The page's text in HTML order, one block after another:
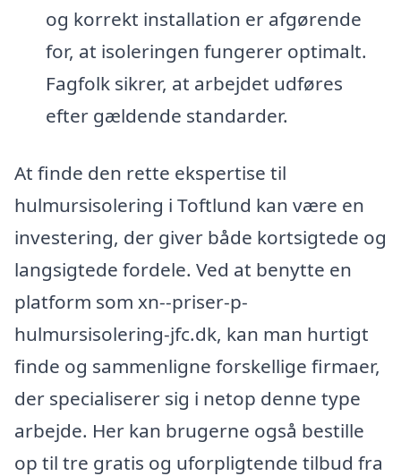
og korrekt installation er afgørende
for, at isoleringen fungerer optimalt.
Fagfolk sikrer, at arbejdet udføres
efter gældende standarder.
At finde den rette ekspertise til
hulmursisolering i Toftlund kan være en
investering, der giver både kortsigtede og
langsigtede fordele. Ved at benytte en
platform som xn--priser-p-
hulmursisolering-jfc.dk, kan man hurtigt
finde og sammenligne forskellige firmaer,
der specialiserer sig i netop denne type
arbejde. Her kan brugerne også bestille
op til tre gratis og uforpligtende tilbud fra